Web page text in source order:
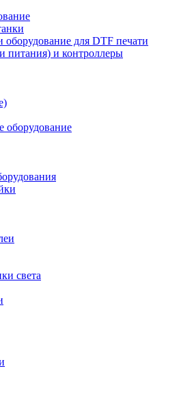
для DTF печати
питания) и контроллеры
оборудование
света